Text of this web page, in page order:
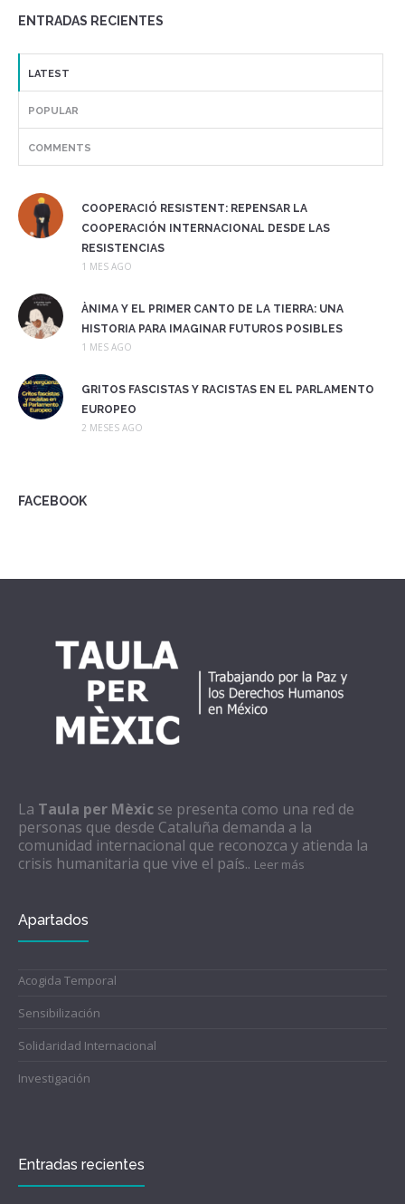
ENTRADAS RECIENTES
LATEST
POPULAR
COMMENTS
COOPERACIÓ RESISTENT: REPENSAR LA
COOPERACIÓN INTERNACIONAL DESDE LAS
RESISTENCIAS
1 MES AGO
ÀNIMA Y EL PRIMER CANTO DE LA TIERRA: UNA
HISTORIA PARA IMAGINAR FUTUROS POSIBLES
1 MES AGO
GRITOS FASCISTAS Y RACISTAS EN EL PARLAMENTO
EUROPEO
2 MESES AGO
FACEBOOK
La Taula per Mèxic se presenta como una red de
personas que desde Cataluña demanda a la
comunidad internacional que reconozca y atienda la
crisis humanitaria que vive el país.. Leer más
Apartados
Acogida Temporal
Sensibilización
Solidaridad Internacional
Investigación
Entradas recientes